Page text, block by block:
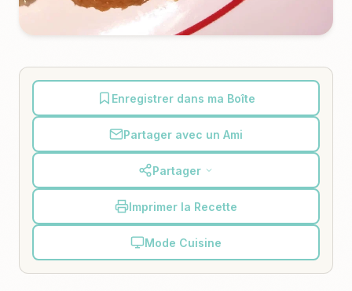
Enregistrer dans ma Boîte
Partager avec un Ami
Partager
Imprimer la Recette
Mode Cuisine